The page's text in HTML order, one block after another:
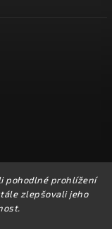
pohodlné prohlížení
zlepšovali jeho